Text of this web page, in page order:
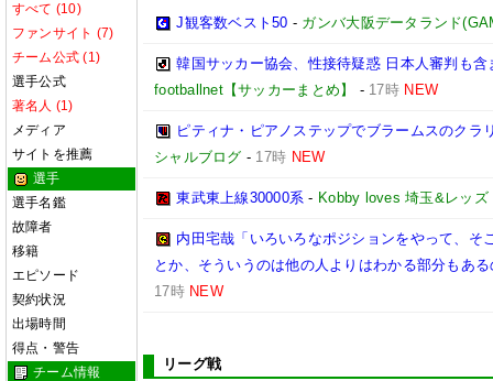
すべて (10)
ファンサイト (7)
チーム公式 (1)
選手公式
著名人 (1)
メディア
サイトを推薦
選手
選手名鑑
故障者
移籍
エピソード
契約状況
出場時間
得点・警告
チーム情報
J観客数ベスト50 - ガンバ大阪データランド
韓国サッカー協会、性接待疑惑 日本人審判も
footballnet【サッカーまとめ】
- 17時 NEW
ピティナ・ピアノステップでブラームスのクラ
シャルブログ - 17時 NEW
東武東上線30000系 - Kobby loves 埼玉&レッズ
内田宅哉「いろいろなポジションをやって、
とか、そういうのは他の人よりはわかる部分もあ
17時 NEW
リーグ戦